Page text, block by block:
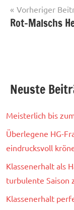
Herren
Beitrags-
Navigation
Vorheriger
Rot-Malschs
Neuste
Meisterlich bis
Überlegene HG-
eindrucksvoll
Klassenerhalt als
turbulente Saison
Klassenerhalt